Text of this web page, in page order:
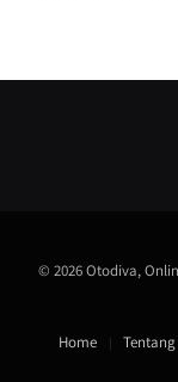
© 2026 Otodiva,
Home